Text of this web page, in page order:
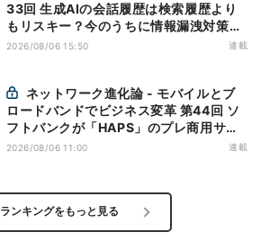
33回 生成AIの会話履歴は検索履歴より
もリスキー？今のうちに情報漏洩対策を
万全にしておこう
2026/08/06 15:50 連載
ロードバンドでビジネス変革 第44回 ソ
フトバンクが「HAPS」のプレ商用サー
ビス開始を表明、本格的な商用展開のめ
2026/08/06 11:00 連載
ランキングをもっと見る